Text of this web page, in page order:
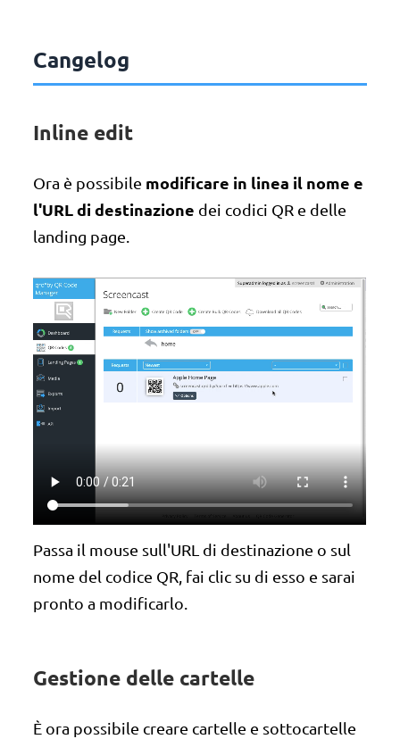
Cangelog
Inline edit
Ora è possibile modificare in linea il nome e
l'URL di destinazione dei codici QR e delle
landing page.
Passa il mouse sull'URL di destinazione o sul
nome del codice QR, fai clic su di esso e sarai
pronto a modificarlo.
Gestione delle cartelle
È ora possibile creare cartelle e sottocartelle